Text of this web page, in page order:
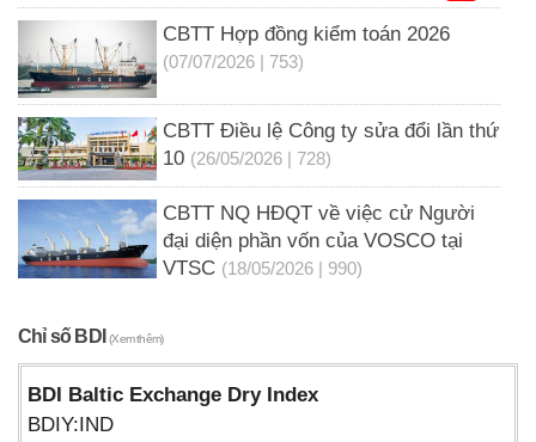
CBTT Hợp đồng kiểm toán 2026
(07/07/2026 | 753)
CBTT Điều lệ Công ty sửa đổi lần thứ
10 (26/05/2026 | 728)
CBTT NQ HĐQT về việc cử Người
đại diện phần vốn của VOSCO tại
VTSC (18/05/2026 | 990)
Chỉ số BDI(Xem thêm)
BDI Baltic Exchange Dry Index
BDIY:IND